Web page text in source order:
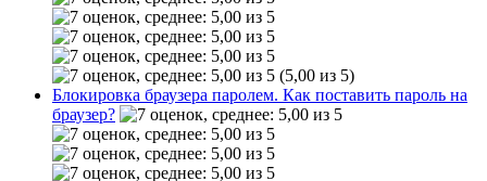
(5,00 из 5)
Блокировка браузера паролем. Как поставить пароль на
браузер?